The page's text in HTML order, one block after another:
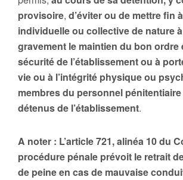
provisoire, d’éviter ou de mettre fin
individuelle ou collective de nature
gravement le maintien du bon ordre
sécurité de l’établissement ou à
vie ou à l’intégrité physique ou
membres du personnel
détenus de l’établissement.
A noter : L’article 721, alinéa 10 du
procédure pénale prévoit le retrait
de peine en cas de mauvaise